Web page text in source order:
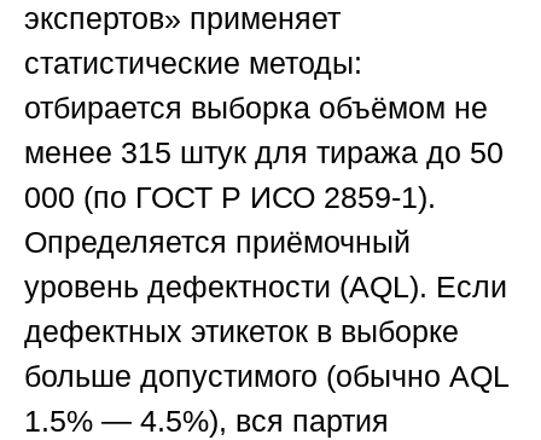
экспертов» применяет
статистические методы:
отбирается выборка объёмом не
менее 315 штук для тиража до 50
000 (по ГОСТ Р ИСО 2859-1).
Определяется приёмочный
уровень дефектности (AQL). Если
дефектных этикеток в выборке
больше допустимого (обычно AQL
1.5% — 4.5%), вся партия